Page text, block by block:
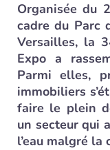
Organisée du
cadre du Parc
Versailles, la
Expo a
Parmi elles,
immobiliers
faire le plein
un secteur qui
l’eau malgré la